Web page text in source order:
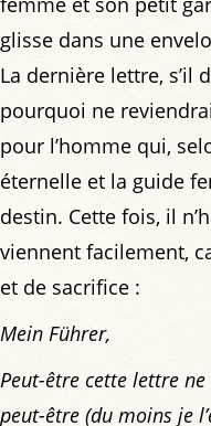
glisse dans une
La dernière lettre, s’il
pourquoi ne
pour l’homme qui,
éternelle et la guide
destin. Cette fois, il
viennent facilement,
et de sacrifice :
Mein Führer,
Peut-être cette lettre
peut-être (du moins je